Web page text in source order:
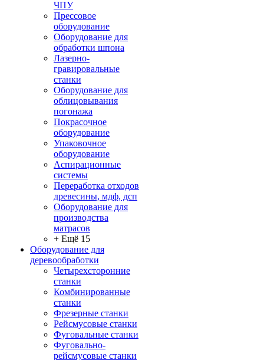
ЧПУ
Прессовое
оборудование
Оборудование для
обработки шпона
Лазерно-
гравировальные
станки
Оборудование для
облицовывания
погонажа
Покрасочное
оборудование
Упаковочное
оборудование
Аспирационные
системы
Переработка отходов
древесины, мдф, дсп
Оборудование для
производства
матрасов
+ Ещё 15
Оборудование для
деревообработки
Четырехсторонние
станки
Комбинированные
станки
Фрезерные станки
Рейсмусовые станки
Фуговальные станки
Фуговально-
рейсмусовые станки